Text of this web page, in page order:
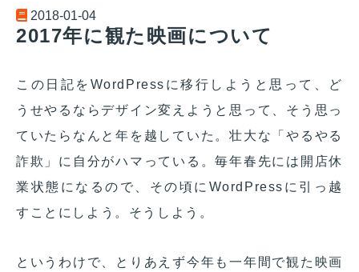
2018-01-04
2017年に観た映画について
この日記をWordPressに移行しようと思って、ど
うせやるならデザイン変えようと思って、そう思っ
ていたらなんと年を越していた。壮大な「やるやる
詐欺」に自分がハマっている。毎年春先には開店休
業状態になるので、その頃にWordPressに引っ越
すことにしよう。そうしよう。
というわけで、とりあえず今年も一年間で観た映画